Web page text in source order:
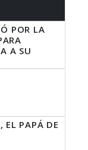
POR LA
A SU
EL PAPÁ DE